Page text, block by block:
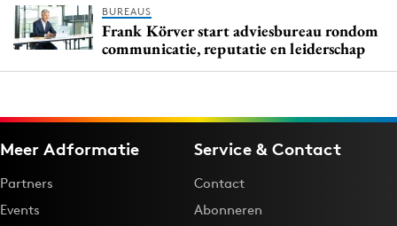
BUREAUS
Frank Körver start adviesbureau rondom
communicatie, reputatie en leiderschap
Meer Adformatie
Partners
Events
Service & Contact
Contact
Abonneren